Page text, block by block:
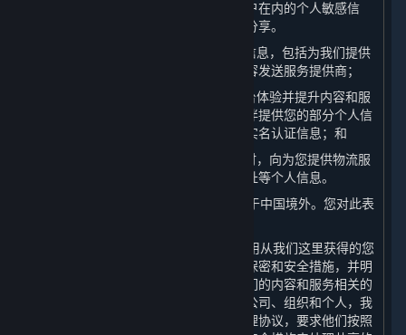
个人信息，以及包括特殊身份及金融账户在内的个人敏感信
息，我们在任何情况下均不会向第三方分享。
（3） 向电信服务提供商提供您的个人信息，包括为我们提供
个人信息存储服务的云存储提供方和内容发送服务提供商；
（4） 为了向您提供全球统一的游戏平台体验并提升内容和服
务的安全机制，我们会向我们的合作伙伴提供您的部分个人信
息，但不会向我们的合作伙伴提供您的实名认证信息；和
（5） 我们可能在寄送实体商品或奖品时，向为您提供物流服
务的第三方物流公司分享您的姓名及地址等个人信息。
4. 上一条所提及的某些第三方有可能位于中国境外。您对此表
5. 我们将努力促使我们的合作伙伴在使用从我们这里获得的您
的个人信息时遵守本政策及其他适用的保密和安全措施，并明
确要求其仅将共享的个人信息用于与我们的内容和服务相关的
用途。对我们主动与之共享个人信息的公司、组织和个人，我
们会与其签署严格的保密和个人信息处理协议，要求他们按照